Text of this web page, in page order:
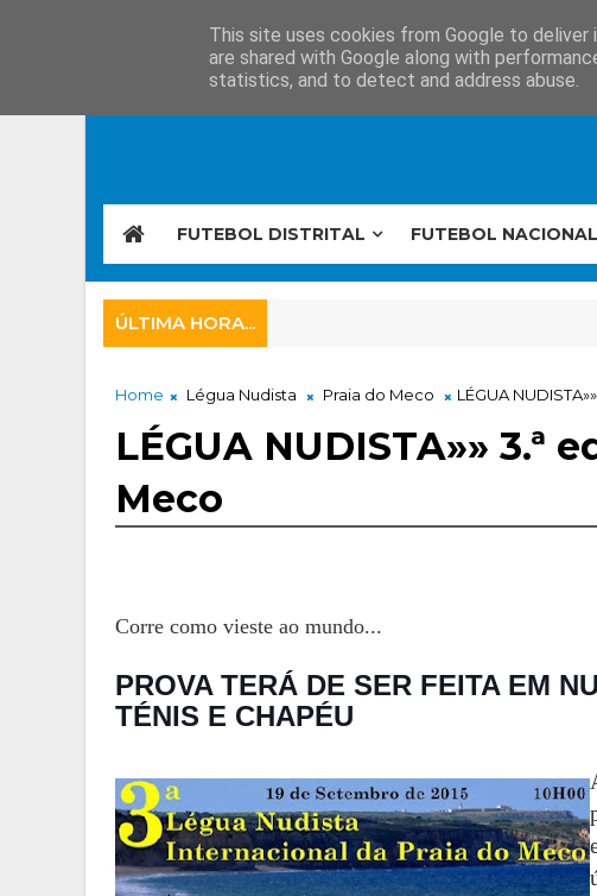
FUTEBOL DISTRITAL FUTEBOL NACIONAL
ÚLTIMA HORA...
Home Légua Nudista Praia do Meco LÉGUA
LÉGUA NUDISTA»» 3.ª
Meco
Corre como vieste ao mundo...
PROVA TERÁ DE SER FEITA EM
TÉNIS E CHAPÉU
This site uses cookies from Google to
are shared with Google along with
statistics, and to detect and address abuse.